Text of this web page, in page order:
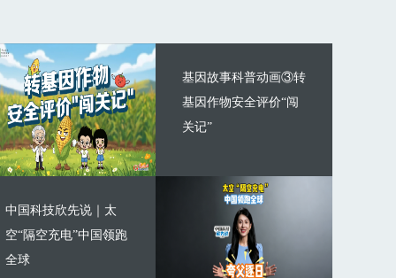
基因故事科普动画③转
基因作物安全评价“闯
关记”
中国科技欣先说｜太
空“隔空充电”中国领跑
全球